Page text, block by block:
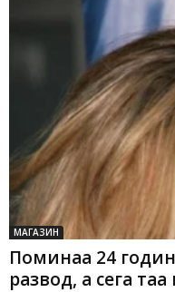
МАГАЗИН
Поминаа 24
развод, а сега таа